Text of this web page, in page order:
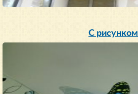
С рисунком